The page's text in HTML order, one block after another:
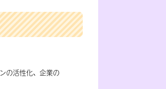
の活性化、企業の